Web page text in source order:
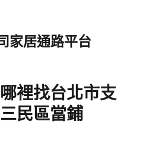
家居通路平台
裡找台北市支
民區當鋪